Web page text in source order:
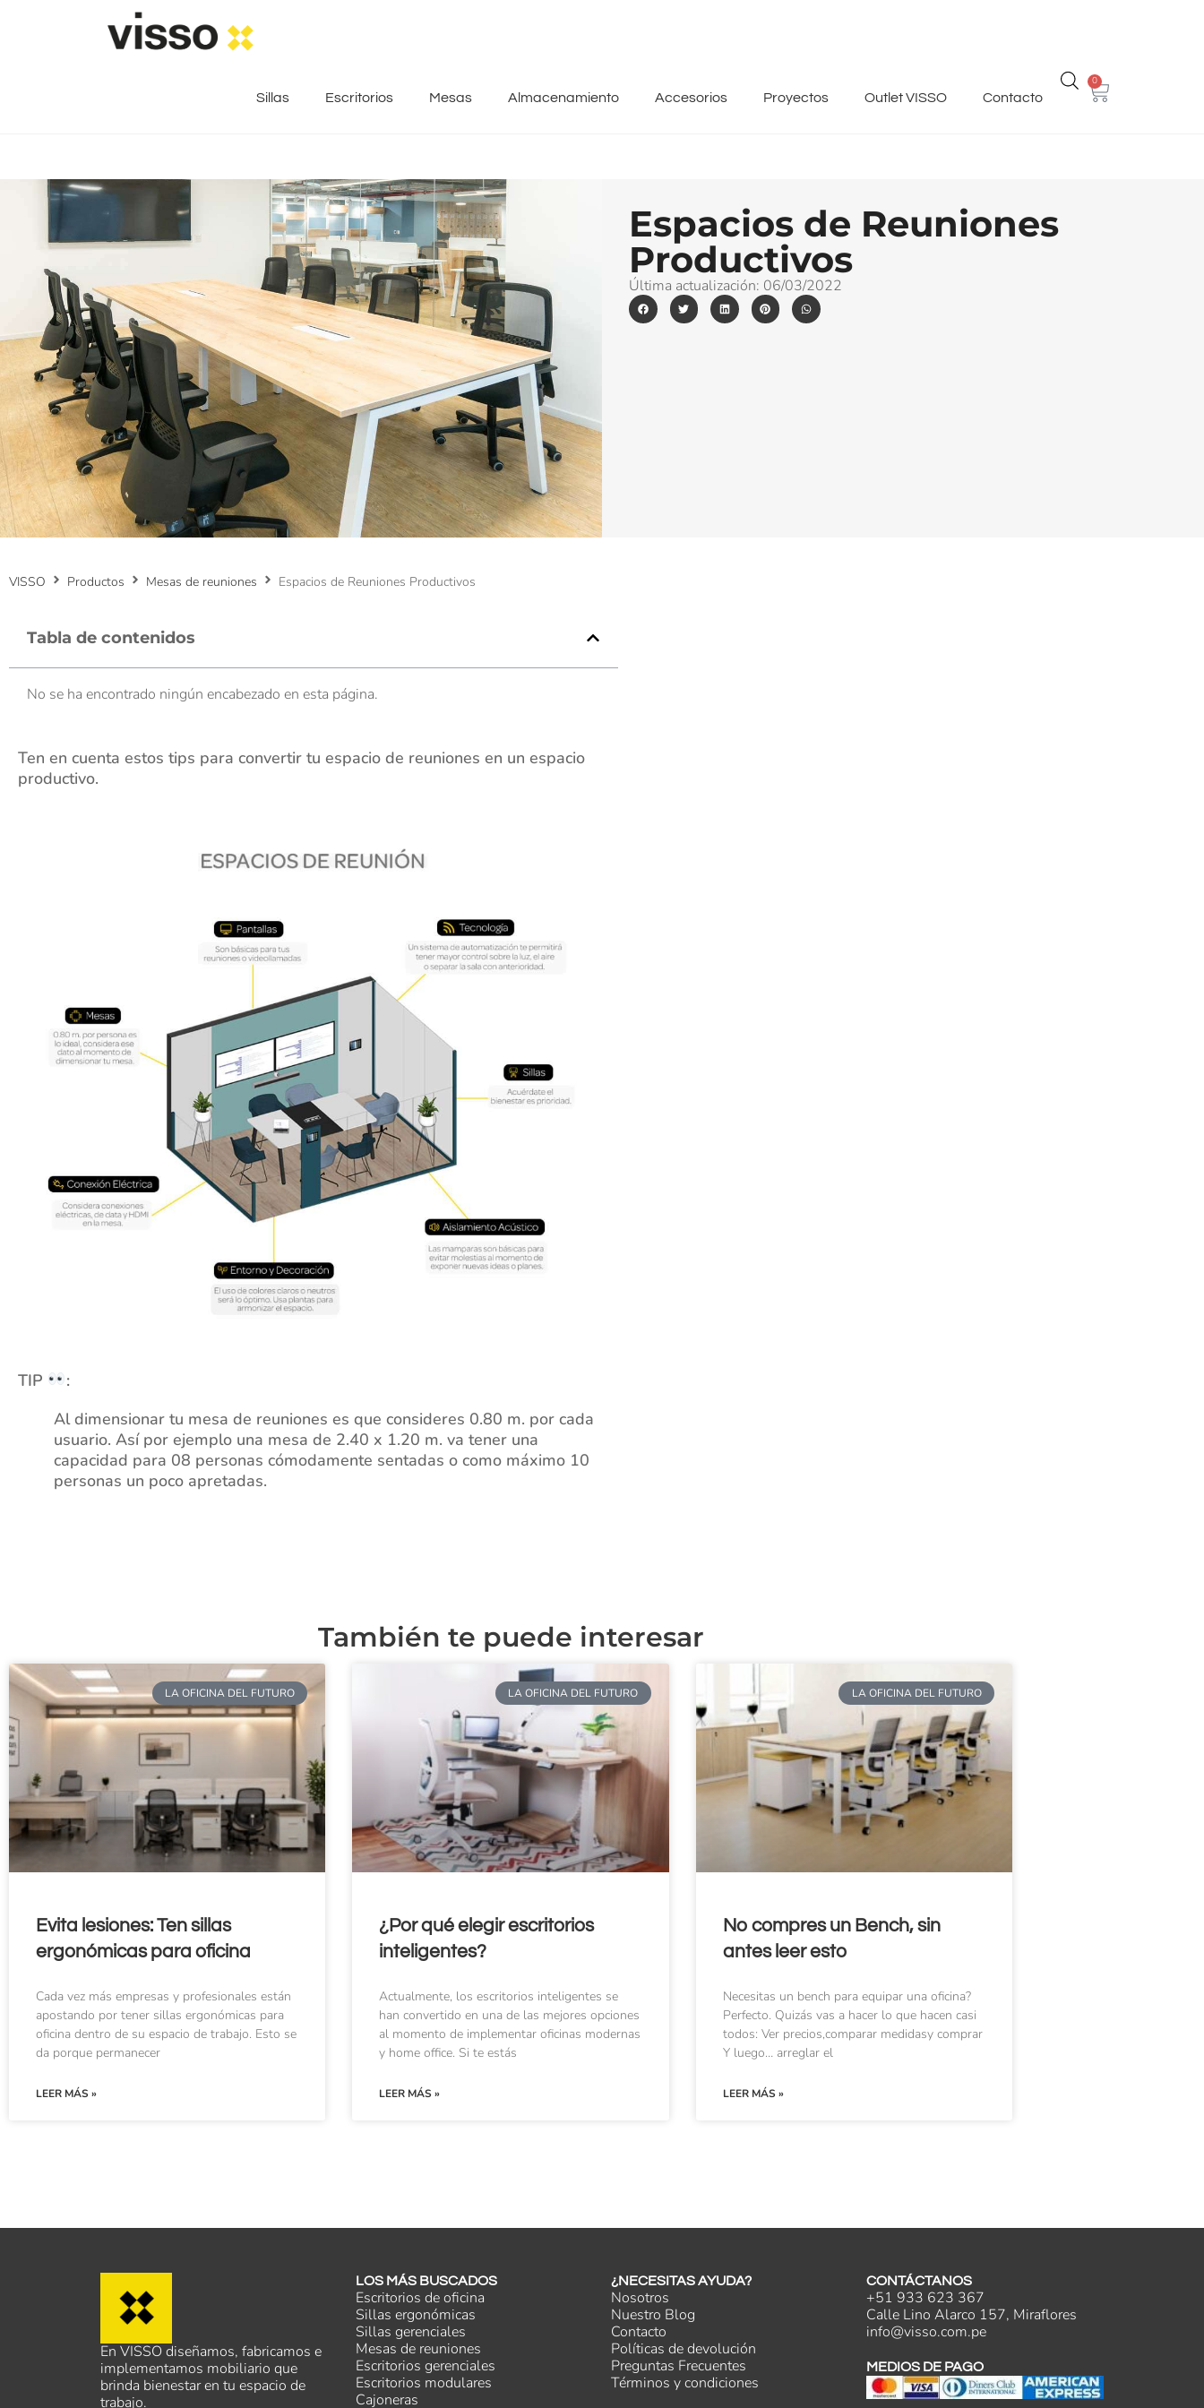
Sillas Escritorios Mesas Almacenamiento Accesorios Proyectos Outlet VISSO Contacto
0
Espacios de Reuniones
Productivos
Última actualización: 06/03/2022
VISSO Productos Mesas de reuniones Espacios de Reuniones Productivos
Tabla de contenidos
No se ha encontrado ningún encabezado en esta página.
Ten en cuenta estos tips para convertir tu espacio de reuniones en un espacio
productivo.
TIP
:
Al dimensionar tu mesa de reuniones es que consideres 0.80 m. por cada
usuario. Así por ejemplo una mesa de 2.40 x 1.20 m. va tener una
capacidad para 08 personas cómodamente sentadas o como máximo 10
personas un poco apretadas.
También te puede interesar
LA OFICINA DEL FUTURO
Evita lesiones: Ten sillas
ergonómicas para oficina
Cada vez más empresas y profesionales están
apostando por tener sillas ergonómicas para
oficina dentro de su espacio de trabajo. Esto se
da porque permanecer
LEER MÁS »
LA OFICINA DEL FUTURO
¿Por qué elegir escritorios
inteligentes?
Actualmente, los escritorios inteligentes se
han convertido en una de las mejores opciones
al momento de implementar oficinas modernas
y home office. Si te estás
LEER MÁS »
LA OFICINA DEL FUTURO
No compres un Bench, sin
antes leer esto
Necesitas un bench para equipar una oficina?
Perfecto. Quizás vas a hacer lo que hacen casi
todos: Ver precios,comparar medidasy comprar
Y luego… arreglar el
LEER MÁS »
En VISSO diseñamos, fabricamos e
implementamos mobiliario que
brinda bienestar en tu espacio de
trabajo.
LOS MÁS BUSCADOS
Escritorios de oficina
Sillas ergonómicas
Sillas gerenciales
Mesas de reuniones
Escritorios gerenciales
Escritorios modulares
Cajoneras
¿NECESITAS AYUDA?
Nosotros
Nuestro Blog
Contacto
Políticas de devolución
Preguntas Frecuentes
Términos y condiciones
CONTÁCTANOS
+51 933 623 367
Calle Lino Alarco 157, Miraflores
info@visso.com.pe
MEDIOS DE PAGO